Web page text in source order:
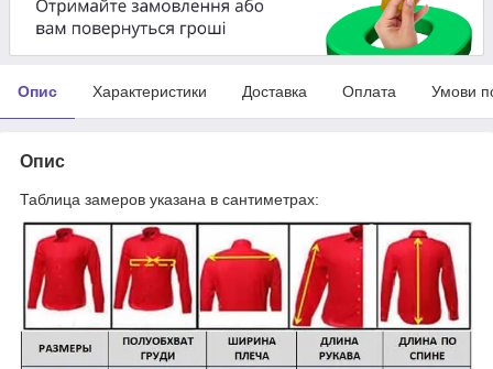
Опис Характеристики Доставка Оплата Умови
Опис
Таблица замеров указана в сантиметрах: